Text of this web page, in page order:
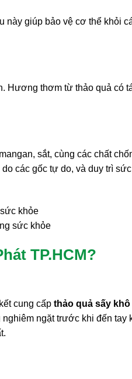
giúp bảo vệ cơ thể khỏi
Hương thơm từ thảo quả có
sắt, cùng các chất
các gốc tự do, và duy trì
sức khỏe
TP.HCM?
cung cấp thảo quả sấy
ngặt trước khi đến tay